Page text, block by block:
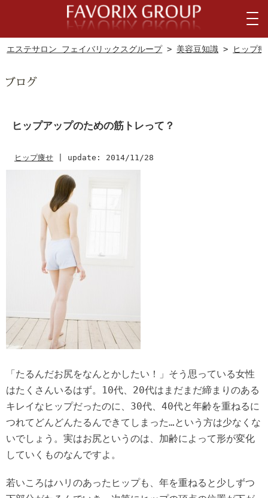
エステサロン フェイバリックスグループ> 美容豆知識 > ヒップ
ヒップアップのための筋トレって？
ヒップ痩せ update: 2014/11/28
「たるんだお尻をなんとかしたい！」そう思っている女性
はたくさんいるはず。10代、20代はまだまだ締まりのある
キレイなヒップだったのに、30代、40代と年齢を重ねるに
つれてどんどんたるんできてしまった…という方は少なくな
いでしょう。実はお尻というのは、加齢によって形が変化
していくものなんですよ。
若いころはハリのあったヒップも、年を重ねると少しずつ